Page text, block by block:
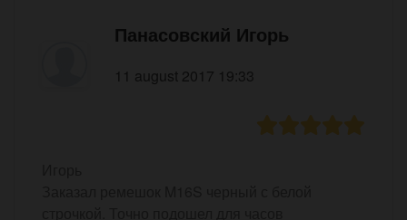
Панасовский Игорь
11 august 2017 19:33